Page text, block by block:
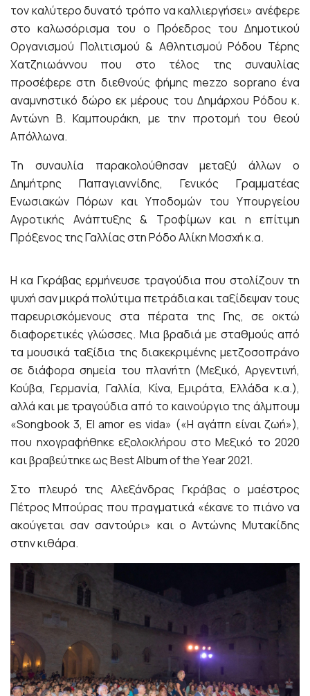
τον καλύτερο δυνατό τρόπο να καλλιεργήσει» ανέφερε
στο καλωσόρισμα του ο Πρόεδρος του Δημοτικού
Οργανισμού Πολιτισμού & Αθλητισμού Ρόδου Τέρης
Χατζηιωάννου που στο τέλος της συναυλίας
προσέφερε στη διεθνούς φήμης mezzo soprano ένα
αναμνηστικό δώρο εκ μέρους του Δημάρχου Ρόδου κ.
Αντώνη Β. Καμπουράκη, με την προτομή του θεού
Απόλλωνα.
Τη συναυλία παρακολούθησαν μεταξύ άλλων ο
Δημήτρης Παπαγιαννίδης, Γενικός Γραμματέας
Ενωσιακών Πόρων και Υποδομών του Υπουργείου
Αγροτικής Ανάπτυξης & Τροφίμων και η επίτιμη
Πρόξενος της Γαλλίας στη Ρόδο Αλίκη Μοσχή κ.α.
Η κα Γκράβας ερμήνευσε τραγούδια που στολίζουν τη
ψυχή σαν μικρά πολύτιμα πετράδια και ταξίδεψαν τους
παρευρισκόμενους στα πέρατα της Γης, σε οκτώ
διαφορετικές γλώσσες. Μια βραδιά με σταθμούς από
τα μουσικά ταξίδια της διακεκριμένης μετζοσοπράνο
σε διάφορα σημεία του πλανήτη (Μεξικό, Αργεντινή,
Κούβα, Γερμανία, Γαλλία, Κίνα, Εμιράτα, Ελλάδα κ.α.),
αλλά και με τραγούδια από το καινούργιο της άλμπουμ
«Songbook 3, El amor es vida» («Η αγάπη είναι ζωή»),
που ηχογραφήθηκε εξολοκλήρου στο Μεξικό το 2020
και βραβεύτηκε ως Best Album of the Υear 2021.
Στο πλευρό της Αλεξάνδρας Γκράβας ο μαέστρος
Πέτρος Μπούρας που πραγματικά «έκανε το πιάνο να
ακούγεται σαν σαντούρι» και ο Αντώνης Μυτακίδης
στην κιθάρα.